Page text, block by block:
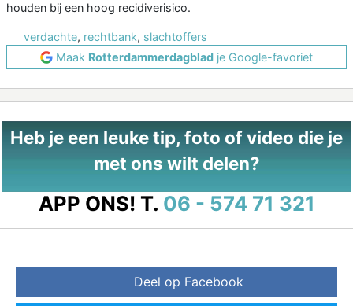
houden bij een hoog recidiverisico.
verdachte, rechtbank, slachtoffers
Maak Rotterdammerdagblad je Google-favoriet
Heb je een leuke tip, foto of video die je
met ons wilt delen?
APP ONS! T. 06 - 574 71 321
Deel op Facebook